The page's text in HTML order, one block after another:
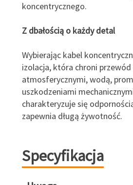
koncentrycznego.
Z dbałością o każdy detal
Wybierając kabel
izolacja, która chroni
atmosferycznymi, wodą,
uszkodzeniami
charakteryzuje się
zapewnia długą żywotność.
Specyfikacja